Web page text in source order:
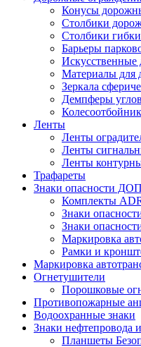
Конусы
Столбики
Столбики
Барьеры
Материалы для
Зеркала
Демпферы
Ленты
Ленты
Ленты
Ленты
Трафареты
Знаки опасности
Комплекты
Знаки
Знаки
Маркировка
Рамки и
Маркировка
Огнетушители
Порошковые
Противопожарные
Водоохранные знаки
Знаки нефтепровода
Планшеты